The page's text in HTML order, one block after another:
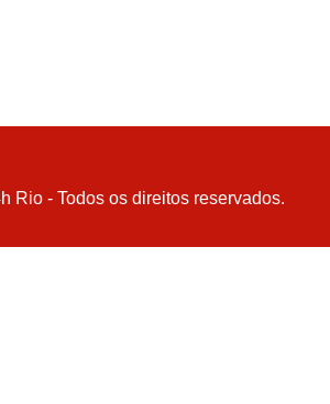
Rio - Todos os direitos reservados.